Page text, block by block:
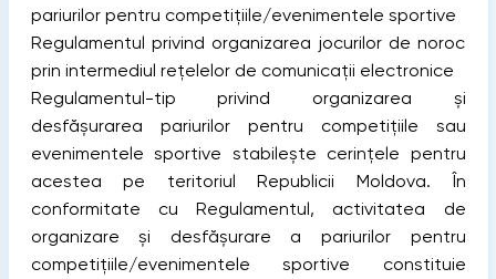
pariurilor pentru competițiile/evenimentele sportive
Regulamentul privind organizarea jocurilor de noroc
prin intermediul rețelelor de comunicații electronice
Regulamentul-tip privind organizarea și
desfășurarea pariurilor pentru competițiile sau
evenimentele sportive stabilește cerințele pentru
acestea pe teritoriul Republicii Moldova. În
conformitate cu Regulamentul, activitatea de
organizare și desfășurare a pariurilor pentru
competițiile/evenimentele sportive constituie